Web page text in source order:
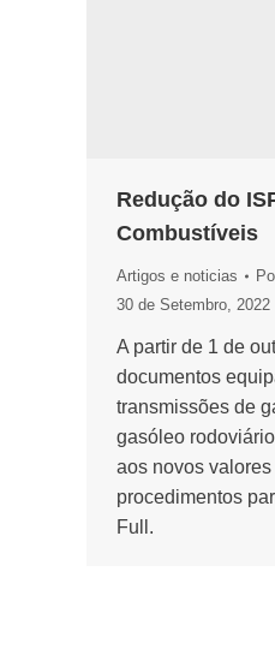
Redução do
Combustíveis
Artigos e noticias
30 de Setembro, 2022
A partir de 1 de
documentos
transmissões de
gasóleo
aos novos
procedimentos
Full.